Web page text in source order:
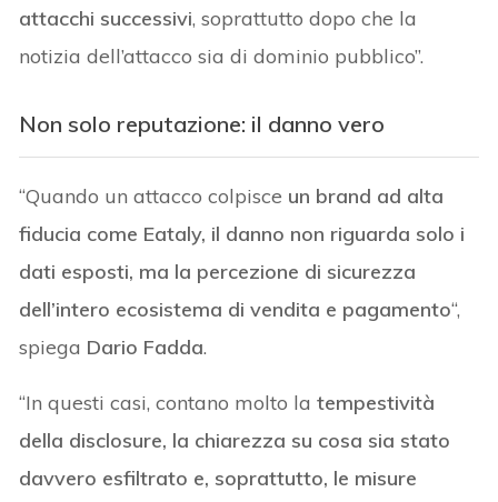
attacchi successivi, soprattutto dopo che la
notizia dell’attacco sia di dominio pubblico”.
Non solo reputazione: il danno vero
“Quando un attacco colpisce un brand ad alta
fiducia come Eataly, il danno non riguarda solo i
dati esposti, ma la percezione di sicurezza
dell’intero ecosistema di vendita e pagamento“,
spiega Dario Fadda.
“In questi casi, contano molto latempestività
della disclosure, la chiarezza su cosa sia stato
davvero esfiltrato e, soprattutto, le misure